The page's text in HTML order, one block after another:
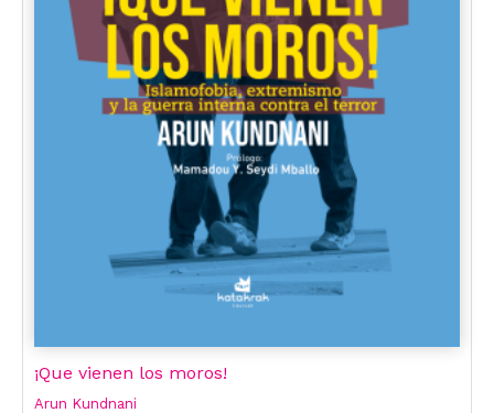
¡Que vienen los moros!
Arun Kundnani